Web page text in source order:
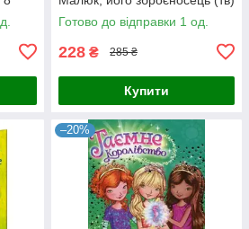
Готово до відправки 1 од.
228 ₴ 285 ₴
Купити
–20%